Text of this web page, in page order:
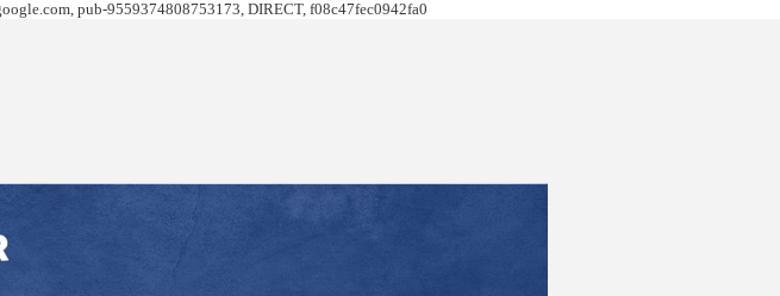
pub-9559374808753173, DIRECT, f08c47fec0942fa0